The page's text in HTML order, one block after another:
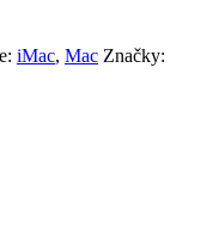
iMac, Mac Značky: